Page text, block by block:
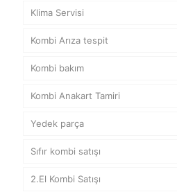
Klima Servisi
Kombi Arıza tespit
Kombi bakım
Kombi Anakart Tamiri
Yedek parça
Sıfır kombi satışı
2.El Kombi Satışı